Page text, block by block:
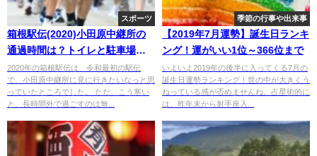
スポーツ
箱根駅伝(2020)小田原中継所の
通過時間は？トイレと駐車場も
調査
2020年の箱根駅伝は、令和最初の駅伝
で、小田原中継所に見に行きたいなっと思
っていたところでした。 ただ、こう寒い
と、長時間外で過ごすのは無...
季節の行事や出来事
【2019年7月運勢】誕生日ランキ
ング！運がいい1位～366位まで
いよいよ2019年の後半に入ってくる7月の
誕生日運勢ランキング！世の中が大きくう
ねっている感が否めませんね。占星術的に
は、昨年末から射手座入...